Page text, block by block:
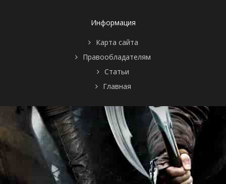
Информация
Карта сайта
Правообладателям
Статьи
Главная